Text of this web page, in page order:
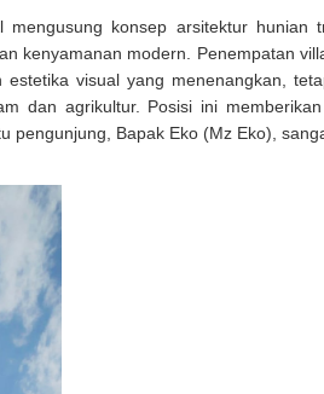
konsep arsitektur hunian
kenyamanan modern. Penempatan
visual yang menenangkan,
dan agrikultur. Posisi ini
pengunjung, Bapak Eko (Mz Eko),